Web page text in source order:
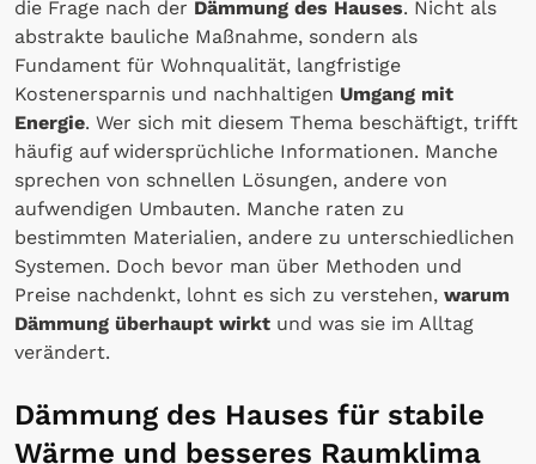
die Frage nach der Dämmung des Hauses. Nicht als
abstrakte bauliche Maßnahme, sondern als
Fundament für Wohnqualität, langfristige
Kostenersparnis und nachhaltigen Umgang mit
Energie. Wer sich mit diesem Thema beschäftigt, trifft
häufig auf widersprüchliche Informationen. Manche
sprechen von schnellen Lösungen, andere von
aufwendigen Umbauten. Manche raten zu
bestimmten Materialien, andere zu unterschiedlichen
Systemen. Doch bevor man über Methoden und
Preise nachdenkt, lohnt es sich zu verstehen, warum
Dämmung überhaupt wirkt und was sie im Alltag
verändert.
Dämmung des Hauses für stabile
Wärme und besseres Raumklima